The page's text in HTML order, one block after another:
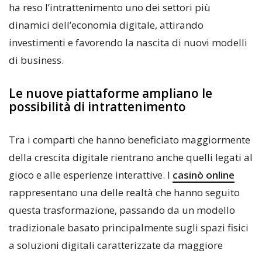
ha reso l’intrattenimento uno dei settori più
dinamici dell’economia digitale, attirando
investimenti e favorendo la nascita di nuovi modelli
di business.
Le nuove piattaforme ampliano le
possibilità di intrattenimento
Tra i comparti che hanno beneficiato maggiormente
della crescita digitale rientrano anche quelli legati al
gioco e alle esperienze interattive. I casinò online
rappresentano una delle realtà che hanno seguito
questa trasformazione, passando da un modello
tradizionale basato principalmente sugli spazi fisici
a soluzioni digitali caratterizzate da maggiore